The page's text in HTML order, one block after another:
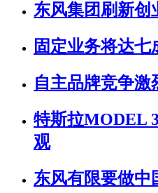
东风集团刷新创
固定业务将达
自主品牌竞争激
特斯拉MODEL
观
东风有限要做中